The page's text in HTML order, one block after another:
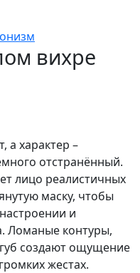
вихре
а характер –
отстранённый.
лицо реалистичных
маску, чтобы
и
Ломаные контуры,
создают ощущение
жестах.​